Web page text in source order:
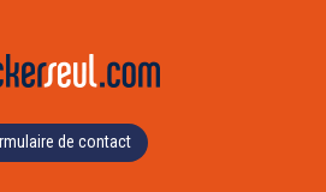
de contact